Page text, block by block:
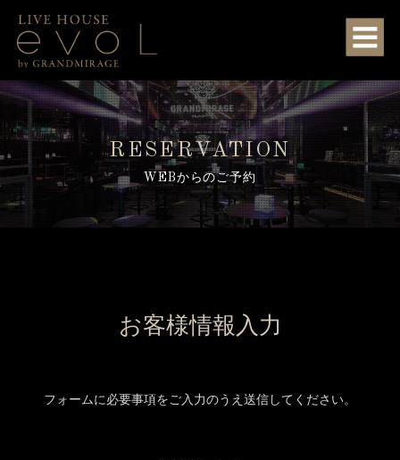
RESERVATION
WEBからのご予約
お客様情報入力
フォームに必要事項をご入力のうえ送信してください。